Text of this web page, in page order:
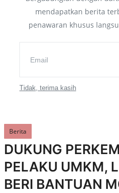
Pengajuan Bantuan
Kantor
Liputan
Semua
mendapatkan berita
penawaran khusus
Tidak, terima kasih
Berita
DUKUNG
PELAKU UMKM,
BERI BANTUAN